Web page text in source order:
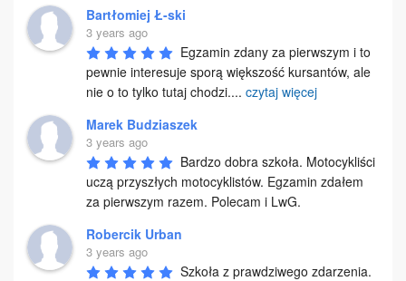
Bartłomiej Ł-ski
3 years ago
Egzamin zdany za pierwszym i to
pewnie interesuje sporą większość kursantów, ale
nie o to tylko tutaj chodzi.... czytaj więcej
Marek Budziaszek
3 years ago
Bardzo dobra szkoła. Motocykliści
uczą przyszłych motocyklistów. Egzamin zdałem
za pierwszym razem. Polecam i LwG.
Robercik Urban
3 years ago
Szkoła z prawdziwego zdarzenia.